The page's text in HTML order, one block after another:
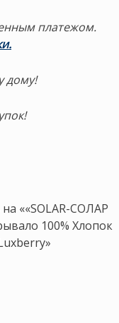
платежом.
дому!
««SOLAR-СОЛАР
100% Хлопок